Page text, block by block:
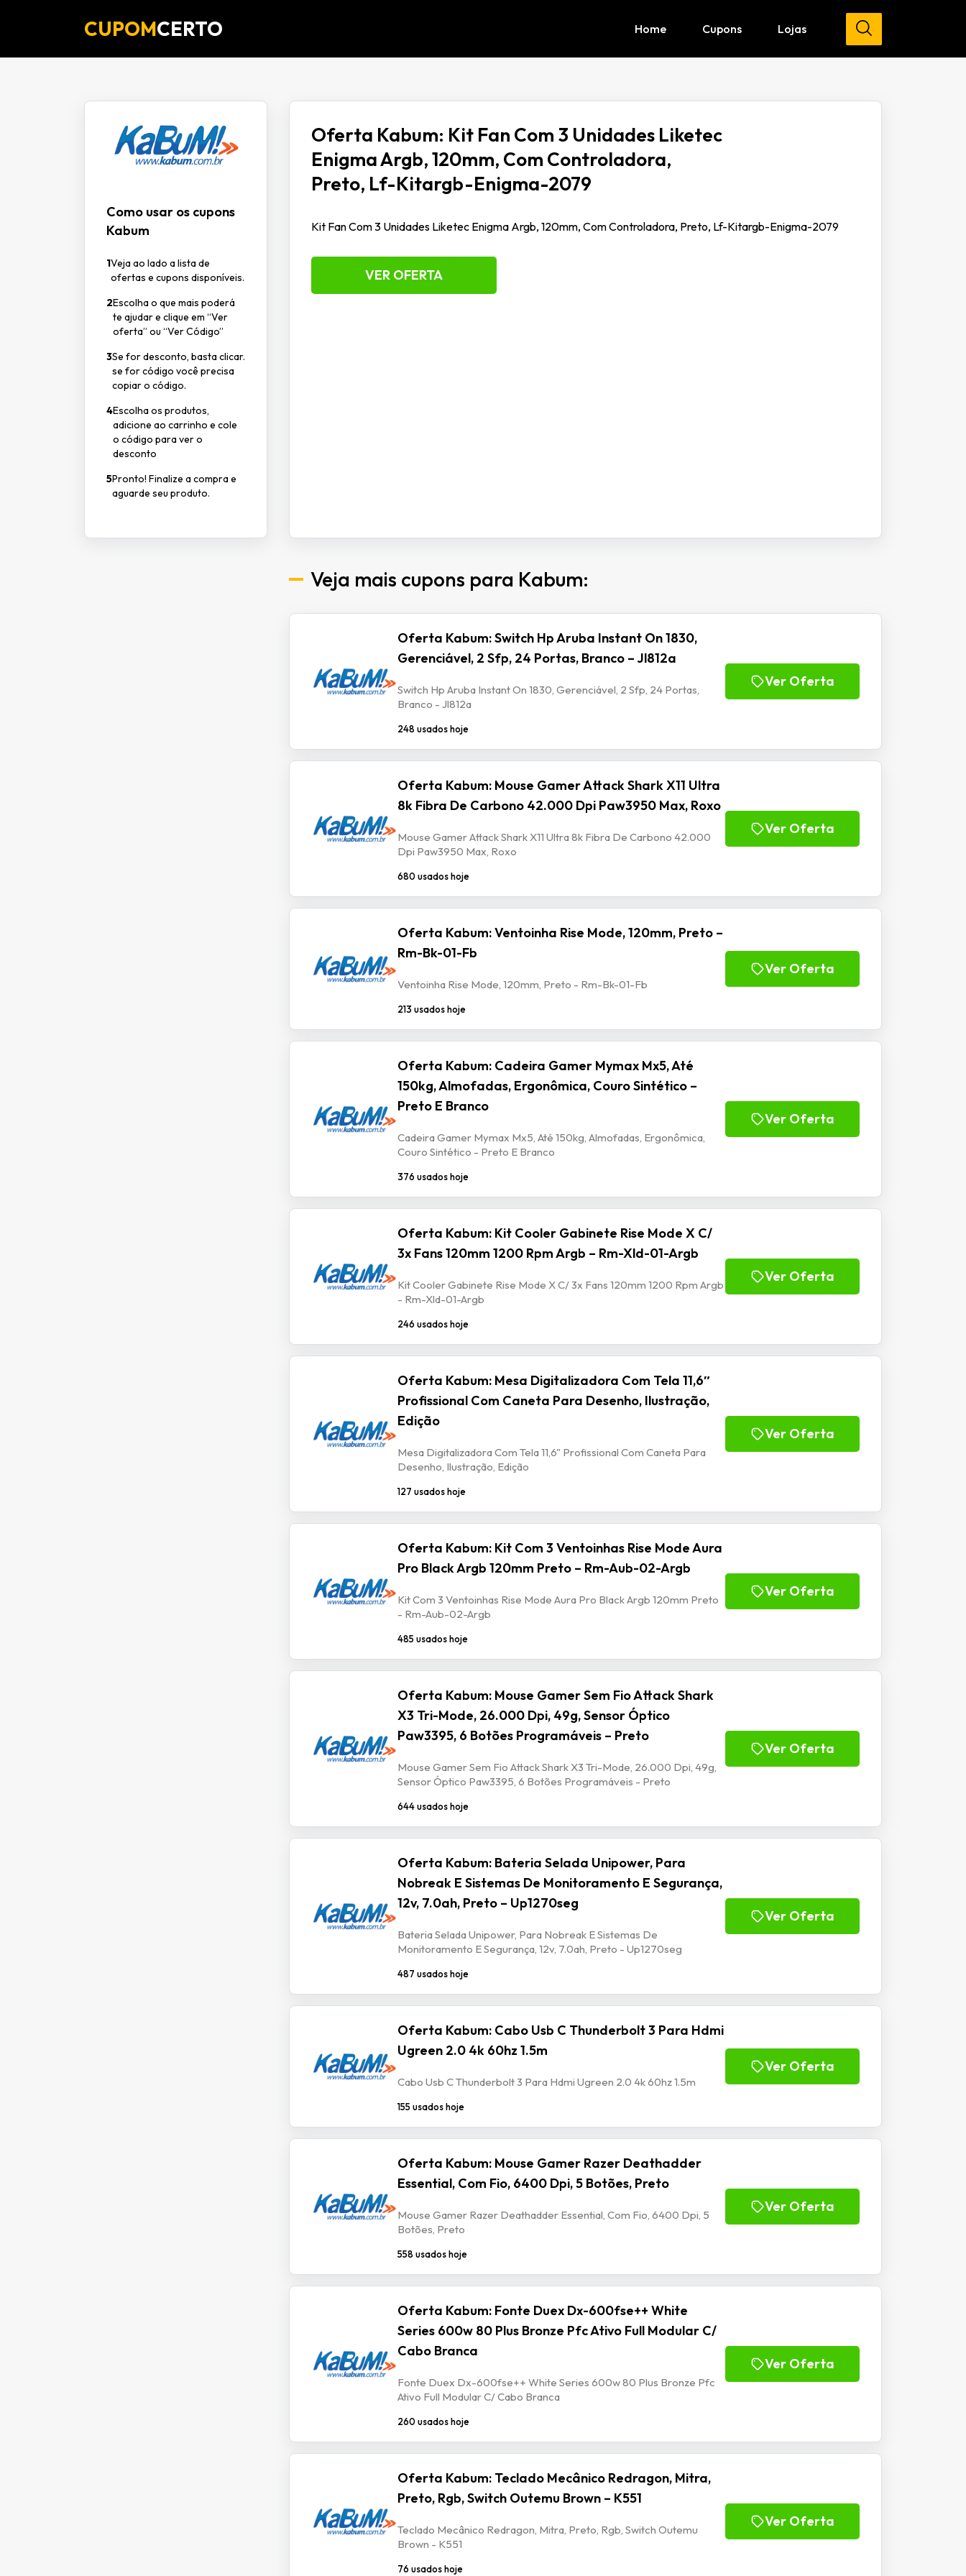
CUPOMCERTO Home Cupons Lojas
Como usar os cupons
Kabum
1Veja ao lado a lista de
ofertas e cupons disponíveis.
2Escolha o que mais poderá
te ajudar e clique em “Ver
oferta” ou “Ver Código”
3Se for desconto, basta clicar.
se for código você precisa
copiar o código.
4Escolha os produtos,
adicione ao carrinho e cole
o código para ver o
desconto
5Pronto! Finalize a compra e
aguarde seu produto.
Oferta Kabum: Kit Fan Com 3 Unidades Liketec
Enigma Argb, 120mm, Com Controladora,
Preto, Lf-Kitargb-Enigma-2079
Kit Fan Com 3 Unidades Liketec Enigma Argb, 120mm, Com Controladora, Preto, Lf-Kitargb-Enigma-2079
VER OFERTA
Veja mais cupons para Kabum:
Oferta Kabum: Switch Hp Aruba Instant On 1830,
Gerenciável, 2 Sfp, 24 Portas, Branco – Jl812a
Switch Hp Aruba Instant On 1830, Gerenciável, 2 Sfp, 24 Portas,
Branco - Jl812a
248 usados hoje
Ver Oferta
Oferta Kabum: Mouse Gamer Attack Shark X11 Ultra
8k Fibra De Carbono 42.000 Dpi Paw3950 Max, Roxo
Mouse Gamer Attack Shark X11 Ultra 8k Fibra De Carbono 42.000
Dpi Paw3950 Max, Roxo
680 usados hoje
Ver Oferta
Oferta Kabum: Ventoinha Rise Mode, 120mm, Preto –
Rm-Bk-01-Fb
Ventoinha Rise Mode, 120mm, Preto - Rm-Bk-01-Fb
213 usados hoje
Ver Oferta
Oferta Kabum: Cadeira Gamer Mymax Mx5, Até
150kg, Almofadas, Ergonômica, Couro Sintético –
Preto E Branco
Cadeira Gamer Mymax Mx5, Até 150kg, Almofadas, Ergonômica,
Couro Sintético - Preto E Branco
376 usados hoje
Ver Oferta
Oferta Kabum: Kit Cooler Gabinete Rise Mode X C/
3x Fans 120mm 1200 Rpm Argb – Rm-Xld-01-Argb
Kit Cooler Gabinete Rise Mode X C/ 3x Fans 120mm 1200 Rpm Argb
- Rm-Xld-01-Argb
246 usados hoje
Ver Oferta
Oferta Kabum: Mesa Digitalizadora Com Tela 11,6″
Profissional Com Caneta Para Desenho, Ilustração,
Edição
Mesa Digitalizadora Com Tela 11,6" Profissional Com Caneta Para
Desenho, Ilustração, Edição
127 usados hoje
Ver Oferta
Oferta Kabum: Kit Com 3 Ventoinhas Rise Mode Aura
Pro Black Argb 120mm Preto – Rm-Aub-02-Argb
Kit Com 3 Ventoinhas Rise Mode Aura Pro Black Argb 120mm Preto
- Rm-Aub-02-Argb
485 usados hoje
Ver Oferta
Oferta Kabum: Mouse Gamer Sem Fio Attack Shark
X3 Tri-Mode, 26.000 Dpi, 49g, Sensor Óptico
Paw3395, 6 Botões Programáveis – Preto
Mouse Gamer Sem Fio Attack Shark X3 Tri-Mode, 26.000 Dpi, 49g,
Sensor Óptico Paw3395, 6 Botões Programáveis - Preto
644 usados hoje
Ver Oferta
Oferta Kabum: Bateria Selada Unipower, Para
Nobreak E Sistemas De Monitoramento E Segurança,
12v, 7.0ah, Preto – Up1270seg
Bateria Selada Unipower, Para Nobreak E Sistemas De
Monitoramento E Segurança, 12v, 7.0ah, Preto - Up1270seg
487 usados hoje
Ver Oferta
Oferta Kabum: Cabo Usb C Thunderbolt 3 Para Hdmi
Ugreen 2.0 4k 60hz 1.5m
Cabo Usb C Thunderbolt 3 Para Hdmi Ugreen 2.0 4k 60hz 1.5m
155 usados hoje
Ver Oferta
Oferta Kabum: Mouse Gamer Razer Deathadder
Essential, Com Fio, 6400 Dpi, 5 Botões, Preto
Mouse Gamer Razer Deathadder Essential, Com Fio, 6400 Dpi, 5
Botões, Preto
558 usados hoje
Ver Oferta
Oferta Kabum: Fonte Duex Dx-600fse++ White
Series 600w 80 Plus Bronze Pfc Ativo Full Modular C/
Cabo Branca
Fonte Duex Dx-600fse++ White Series 600w 80 Plus Bronze Pfc
Ativo Full Modular C/ Cabo Branca
260 usados hoje
Ver Oferta
Oferta Kabum: Teclado Mecânico Redragon, Mitra,
Preto, Rgb, Switch Outemu Brown – K551
Teclado Mecânico Redragon, Mitra, Preto, Rgb, Switch Outemu
Brown - K551
76 usados hoje
Ver Oferta